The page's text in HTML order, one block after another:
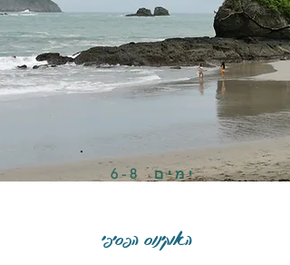
ימים 6-8
האוקינוס הפסיפי